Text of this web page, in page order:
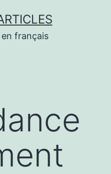
français